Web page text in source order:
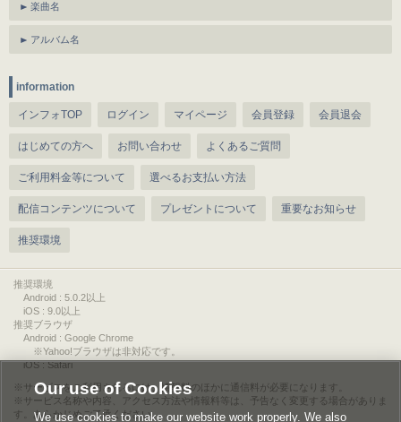
楽曲名
アルバム名
information
インフォTOP ログイン マイページ 会員登録 会員退会
はじめての方へ お問い合わせ よくあるご質問
ご利用料金等について 選べるお支払い方法
配信コンテンツについて プレゼントについて 重要なお知らせ
推奨環境
推奨環境
Android : 5.0.2以上
iOS : 9.0以上
推奨ブラウザ
Android : Google Chrome
※Yahoo!ブラウザは非対応です。
iOS : Safari
サービスをご利用されるには、情報料のほかに通信料が必要になります。
サービス名称や内容、アクセス方法や情報料等は、予告なく変更する場合がありま
す。あらかじめご了承ください。
Our use of Cookies
We use cookies to make our website work properly. We also